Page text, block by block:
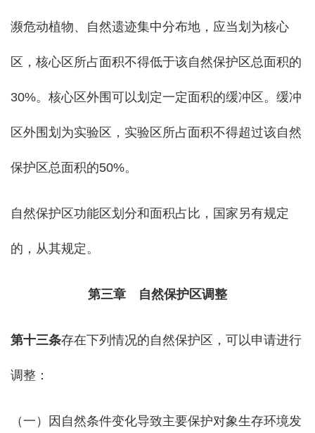
濒危动植物、自然遗迹集中分布地，应当划为核心
区，核心区所占面积不得低于该自然保护区总面积的
30%。核心区外围可以划定一定面积的缓冲区。缓冲
区外围划为实验区，实验区所占面积不得超过该自然
保护区总面积的50%。
自然保护区功能区划分和面积占比，国家另有规定
的，从其规定。
第三章 自然保护区调整
第十三条存在下列情况的自然保护区，可以申请进行
调整：
（一）因自然条件变化导致主要保护对象生存环境发